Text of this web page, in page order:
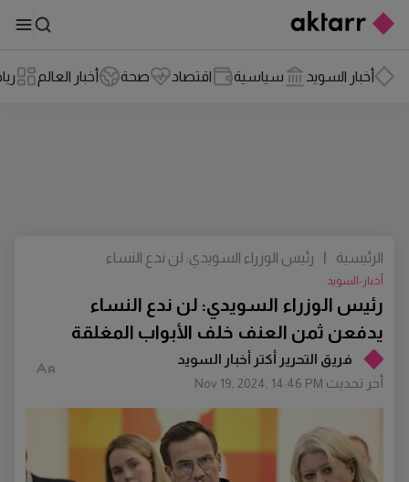
أخبار السويد سياسية اقتصاد صحة أخبار العالم
فريق التحرير أكتر أخبار السويد
أخر تحديث Nov 19, 2024, 14:46 PM
رئيس الوزراء السويدي: لن ندع النساء
يدفعن ثمن العنف خلف الأبواب المغلقة
أخبار-السويد
الرئيسية
رئيس الوزراء السويدي: لن ندع النساء